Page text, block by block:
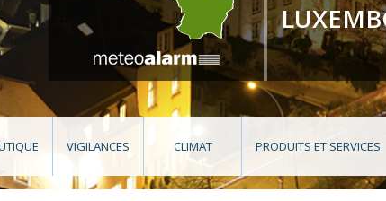
VIGILANCES CLIMAT PRODUITS ET SERVICES